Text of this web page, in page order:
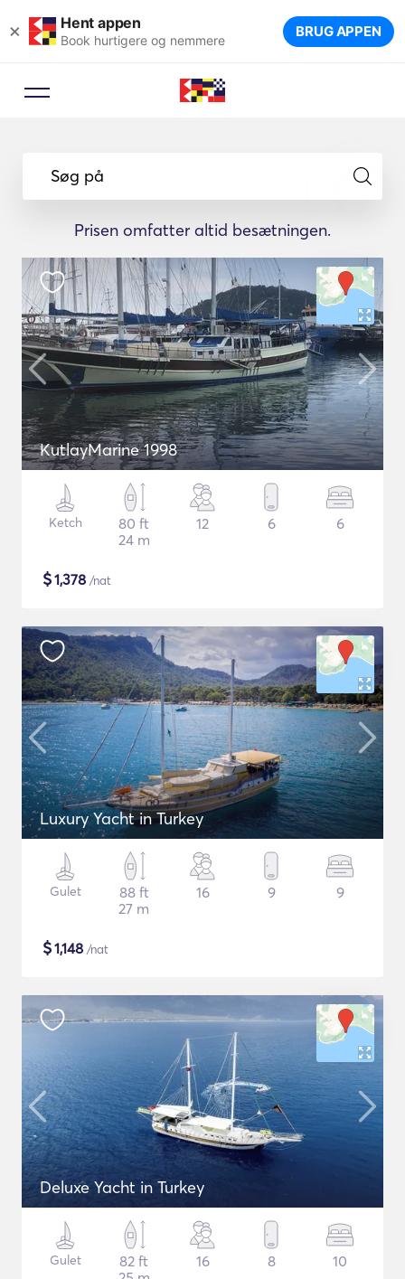
× Hent appen
Book hurtigere og nemmere BRUG APPEN
Søg på
Prisen omfatter altid besætningen.
KutlayMarine 1998
Ketch
80 ft
24 m
12 6 6
$1,378 /nat
Luxury Yacht in Turkey
Gulet
88 ft
27 m
16 9 9
$1,148 /nat
Deluxe Yacht in Turkey
Gulet
82 ft
16 8 10